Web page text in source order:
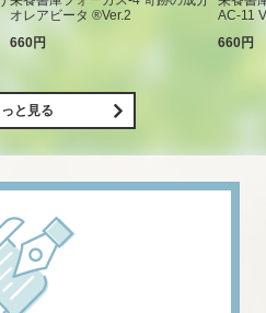
オレアビータ ®Ver.2
660円
AC-11
660円
っと見る